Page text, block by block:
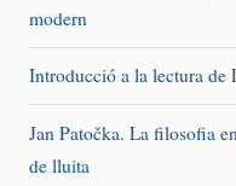
modern
Introducció a la lectura de
Jan Patočka. La filosofia
de lluita